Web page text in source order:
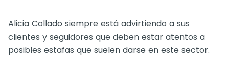
Alicia Collado siempre está advirtiendo a sus
clientes y seguidores que deben estar atentos a
posibles estafas que suelen darse en este sector.